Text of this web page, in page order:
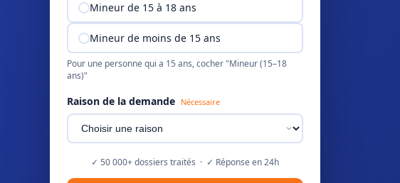
Mineur de 15 à 18 ans
Mineur de moins de 15 ans
Pour une personne qui a 15 ans, cocher "Mineur (15–18
ans)"
Raison de la demande Nécessaire
✓ 50 000+ dossiers traités · ✓ Réponse en 24h